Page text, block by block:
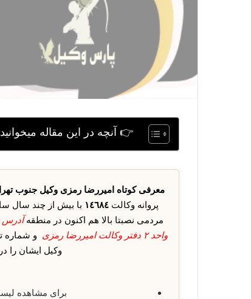
👉 آنچه در این مقاله میخوانید
معرفی کوتاه امیررضا رمزی وکیل جنوب
پروانه وکالت١٤٦٨٤ با بیش از چند سال
مردمی نصبتا بالا هم اکنون در منطقه
واحد ٢ دفتر وکالت امیررضا رمزی
و شماره
وکیل ایشان را
برای مشاهده